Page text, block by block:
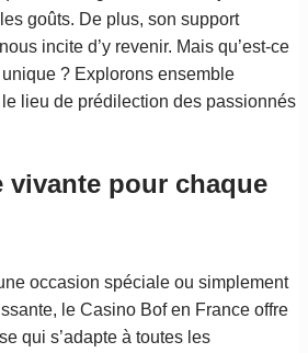
goûts. De plus, son support
incite d’y revenir. Mais qu’est-ce
? Explorons ensemble
lieu de prédilection des passionnés
vivante pour chaque
occasion spéciale ou simplement
le Casino Bof en France offre
qui s’adapte à toutes les